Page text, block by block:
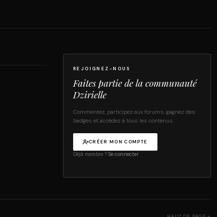
REJOIGNEZ-NOUS
Faites partie de la communauté
Dzirielle
Commentez, participez aux forums, gagnez des
badges et accédez à tous les contenus.
CRÉER MON COMPTE
Déjà membre ? Se connecter